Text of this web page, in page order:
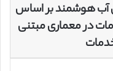
آب هوشمند بر اساس
در معماری مبتنی